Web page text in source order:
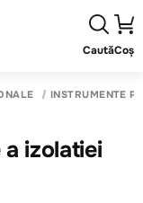
CautăCoș
INSTRUMENTE
izolatiei